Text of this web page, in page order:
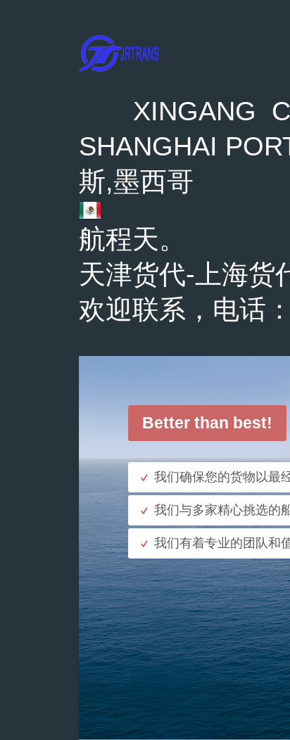
XINGANG
SHANGHAI
斯,墨西哥
航程天。
天津货代-上海货
欢迎联系，电话
Better than best!
我们确保您的货物以最
我们与多家精心挑选的
我们有着专业的团队和
了解更多